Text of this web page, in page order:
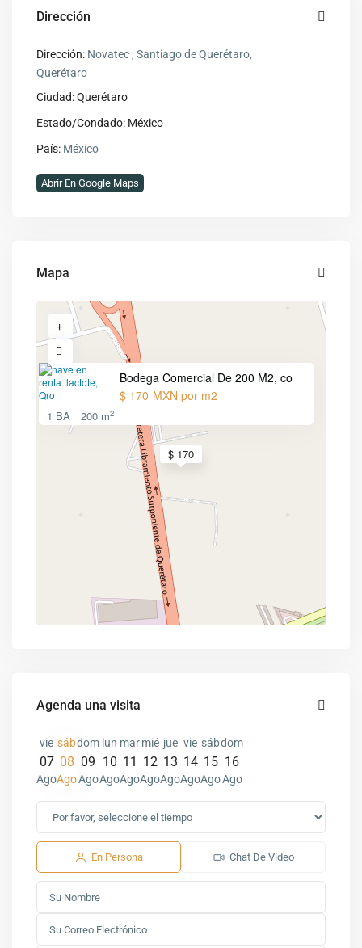
Dirección
Dirección: Novatec , Santiago de Querétaro,
Querétaro
Ciudad:Querétaro
Estado/Condado: México
País: México
Abrir En Google Maps
Mapa
$ 170
Bodega Comercial De 200 M2, co
$ 170 MXN por m2
1 BA 200 m2
Agenda una visita
vie
07
Ago
sáb
08
Ago
dom
09
Ago
lun
10
Ago
mar
11
Ago
mié
12
Ago
jue
13
Ago
vie
14
Ago
sáb
15
Ago
dom
16
Ago
En Persona Chat De Vídeo